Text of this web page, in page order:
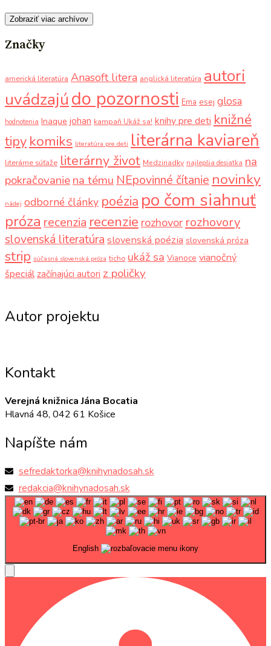
Zobraziť viac archívov
Značky
americká literatúra Anasoft litera anglická literatúra autori
uvádzajúdo pozornosti Ema esej glosa
hodnotenia Inaque johan kampaň Ukáž sa! knihy pre deti knižné
tipy komiks literatúra pre deti literárna kaviareň
literárne súťaže literárny život Medziriadky najlepšia desiatka na
pokračovaniena tému NEpovinné čítanie novinky
nádej odborné články poézia po čom siahnuť
próza recenzia recenzie rozhovor rozhovory
slovenská literatúra slovenská poézia slovenská próza
strip súčasná slovenská próza ticho ukáž sa Vianoce vianočný
špeciál začínajúci autori z poličky
Autor projektu
Kontakt
Verejná knižnica Jána Bocatia
Hlavná 48, 042 61 Košice
Napíšte nám
sefredaktorka@knihynadosah.sk
redakcia@knihynadosah.sk
English